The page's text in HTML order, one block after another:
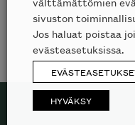
sivuston
Jos haluat poistaa
evästeasetuksissa.
HYVÄKSY